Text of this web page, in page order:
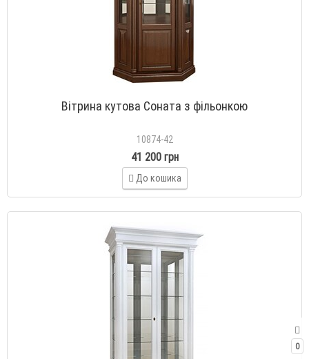
0
Вітрина кутова Соната з фільонкою
10874-42
41 200 грн
До кошика